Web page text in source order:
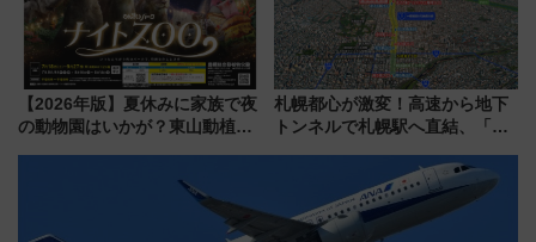
【2026年版】夏休みに家族で夜
の動物園はいかが？東山動植物
札幌都心が激変！高速から地下
トンネルで札幌駅へ直結、「創
から本格着工、延長4.8km整備
事業の全貌